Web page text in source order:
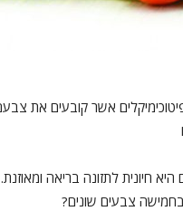
אשר קובעים את
היא חיונית לתזונה בריאה ומאוזנת.
בחמישה צבעים שונים?